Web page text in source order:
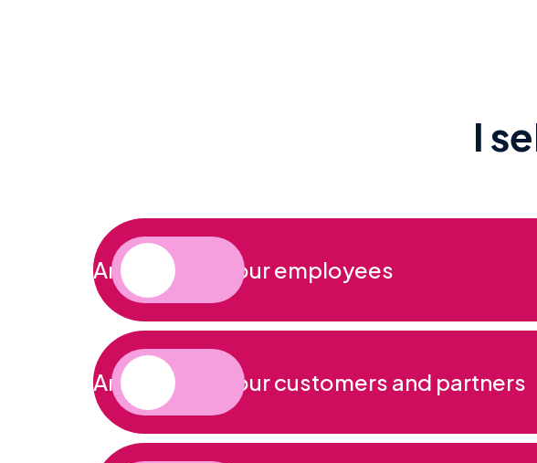
I
An event for your employees
An event for your customers and partners